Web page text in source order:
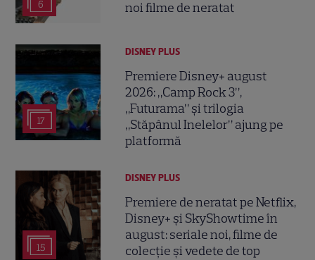
6
noi filme de neratat
17
DISNEY PLUS
Premiere Disney+ august
2026: „Camp Rock 3”,
„Futurama” și trilogia
„Stăpânul Inelelor” ajung pe
platformă
15
DISNEY PLUS
Premiere de neratat pe Netflix,
Disney+ și SkyShowtime în
august: seriale noi, filme de
colecție și vedete de top